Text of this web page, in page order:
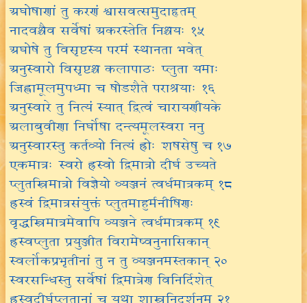
अघोषाणां तु करणं श्वासवत्समुदाहृतम्
नादवश्चैव सर्वेषां अकरस्तेति निश्चयः १५
अघोषे तु विसृष्टस्य परमं स्थानता भवेत्
अनुस्वारो विसृष्टश्च कलापाठः प्लुता यमाः
जिह्वामूलमुपध्मा च षोडशैते पराश्रयाः १६
अनुस्वारे तु नित्यं स्यात् द्वित्वं चारायणीयके
अलाबुवीणा निर्घोषा दन्त्यमूलस्वरा ननु
अनुस्वारस्तु कर्तव्यो नित्यं ह्रोः शषसेषु च १७
एकमात्रः स्वरो ह्रस्वो द्विमात्रो दीर्घ उच्यते
प्लुतस्त्रिमात्रो विज्ञेयो व्यञ्जनं त्वर्धमात्रकम् १८
ह्रस्वं द्विमात्रसंयुक्तं प्लुतमाहुर्मनीषिणः
वृद्धस्त्रिमात्रमेवापि व्यञ्जने त्वर्धमात्रकम् १९
ह्रस्वप्लुता प्रयुञ्जीत विरामेष्वनुनासिकान्
स्वर्लोकप्रभृतीनां तु न तु व्यञ्जनमस्तकान् २०
स्वरसन्धिस्तु सर्वेषां द्विमात्रेण विनिर्दिशेत्
ह्रस्वदीर्घप्लुतानां च यथा शास्त्रनिदर्शनम् २१